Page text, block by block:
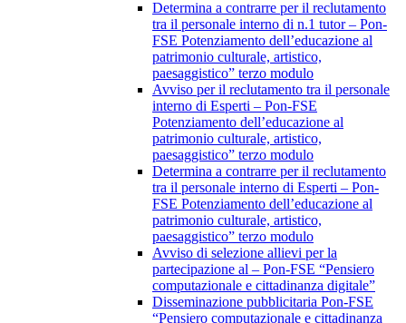
Determina a contrarre per il reclutamento
tra il personale interno di n.1 tutor – Pon-
FSE Potenziamento dell’educazione al
patrimonio culturale, artistico,
paesaggistico” terzo modulo
Avviso per il reclutamento tra il personale
interno di Esperti – Pon-FSE
Potenziamento dell’educazione al
patrimonio culturale, artistico,
paesaggistico” terzo modulo
Determina a contrarre per il reclutamento
tra il personale interno di Esperti – Pon-
FSE Potenziamento dell’educazione al
patrimonio culturale, artistico,
paesaggistico” terzo modulo
Avviso di selezione allievi per la
partecipazione al – Pon-FSE “Pensiero
computazionale e cittadinanza digitale”
Disseminazione pubblicitaria Pon-FSE
“Pensiero computazionale e cittadinanza